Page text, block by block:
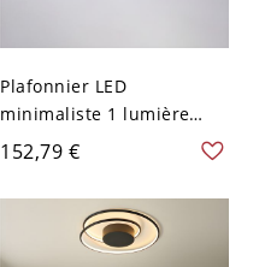
Plafonnier LED
minimaliste 1 lumière
pour salon - Noir 110 V-
120 V 90,17 cm Blanc
152,79 €